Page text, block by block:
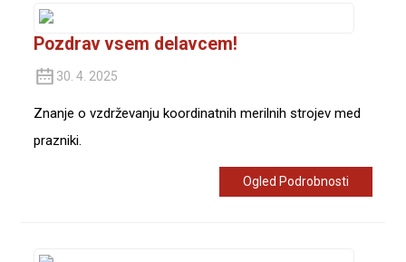
Pozdrav vsem delavcem!
30. 4. 2025
Znanje o vzdrževanju koordinatnih merilnih strojev med
prazniki.
Ogled Podrobnosti